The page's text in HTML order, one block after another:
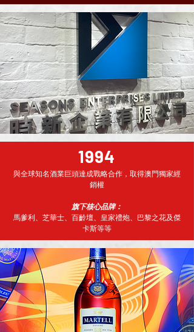
1994
與全球知名酒業巨頭達成戰略合作，取得澳門獨家經
銷權
旗下核心品牌：
馬爹利、芝華士、百齡壇、皇家禮炮、巴黎之花及傑
卡斯等等